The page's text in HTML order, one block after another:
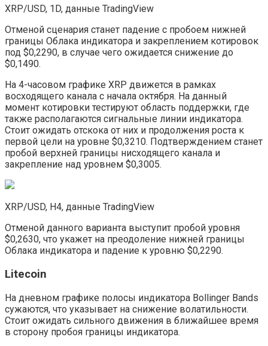
XRP/USD, 1D, данные TradingView
Отменой сценария станет падение с пробоем нижней
границы Облака индикатора и закреплением котировок
под $0,2290, в случае чего ожидается снижение до
$0,1490.
На 4-часовом графике XRP движется в рамках
восходящего канала с начала октября. На данный
момент котировки тестируют область поддержки, где
также располагаются сигнальные линии индикатора.
Стоит ожидать отскока от них и продолжения роста к
первой цели на уровне $0,3210. Подтверждением станет
пробой верхней границы нисходящего канала и
закрепление над уровнем $0,3005.
XRP/USD, H4, данные TradingView
Отменой данного варианта выступит пробой уровня
$0,2630, что укажет на преодоление нижней границы
Облака индикатора и падение к уровню $0,2290.
Litecoin
На дневном графике полосы индикатора Bollinger Bands
сужаются, что указывает на снижение волатильности.
Стоит ожидать сильного движения в ближайшее время
в сторону пробоя границы индикатора.